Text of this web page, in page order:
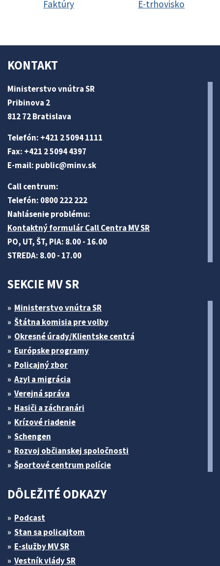
Faktúry E-trhovisko
KONTAKT
Ministerstvo vnútra SR
Pribinova 2
812 72 Bratislava
Telefón: +421 2 5094 1111
Fax: +421 2 5094 4397
E-mail: public@minv.sk
Call centrum:
Telefón: 0800 222 222
Nahlásenie problému:
Kontaktný formulár Call Centra MV SR
PO, UT, ŠT, PIA: 8.00 - 16.00
STREDA: 8.00 - 17.00
SEKCIE MV SR
Ministerstvo vnútra SR
Štátna komisia pre volby
Okresné úrady/Klientske centrá
Európske programy
Policajný zbor
Azyl a migrácia
Verejná správa
Hasiči a záchranári
Krízové riadenie
Schengen
Rozvoj občianskej spoločnosti
Športové centrum polície
DÔLEŽITÉ ODKAZY
Podcast
Stan sa policajtom
E-služby MV SR
Vestník vlády SR